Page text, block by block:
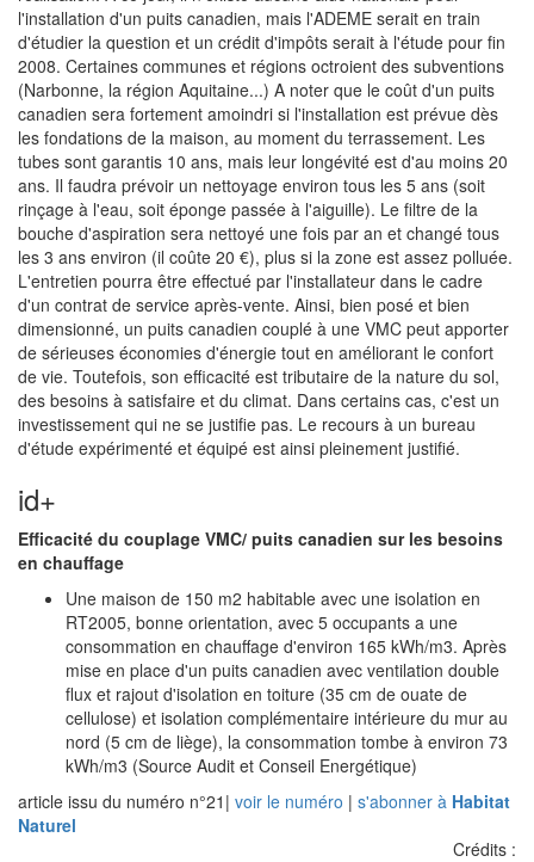
l'installation d'un puits canadien, mais l'ADEME serait en train
d'étudier la question et un crédit d'impôts serait à l'étude pour fin
2008. Certaines communes et régions octroient des subventions
(Narbonne, la région Aquitaine...) A noter que le coût d'un puits
canadien sera fortement amoindri si l'installation est prévue dès
les fondations de la maison, au moment du terrassement. Les
tubes sont garantis 10 ans, mais leur longévité est d'au moins 20
ans. Il faudra prévoir un nettoyage environ tous les 5 ans (soit
rinçage à l'eau, soit éponge passée à l'aiguille). Le filtre de la
bouche d'aspiration sera nettoyé une fois par an et changé tous
les 3 ans environ (il coûte 20 €), plus si la zone est assez polluée.
L'entretien pourra être effectué par l'installateur dans le cadre
d'un contrat de service après-vente. Ainsi, bien posé et bien
dimensionné, un puits canadien couplé à une VMC peut apporter
de sérieuses économies d'énergie tout en améliorant le confort
de vie. Toutefois, son efficacité est tributaire de la nature du sol,
des besoins à satisfaire et du climat. Dans certains cas, c'est un
investissement qui ne se justifie pas. Le recours à un bureau
d'étude expérimenté et équipé est ainsi pleinement justifié.
id+
Efficacité du couplage VMC/ puits canadien sur les besoins
en chauffage
Une maison de 150 m2 habitable avec une isolation en
RT2005, bonne orientation, avec 5 occupants a une
consommation en chauffage d'environ 165 kWh/m3. Après
mise en place d'un puits canadien avec ventilation double
flux et rajout d'isolation en toiture (35 cm de ouate de
cellulose) et isolation complémentaire intérieure du mur au
nord (5 cm de liège), la consommation tombe à environ 73
kWh/m3 (Source Audit et Conseil Energétique)
article issu du numéro n°21 | voir le numéro | s'abonner à Habitat
Naturel
Crédits :